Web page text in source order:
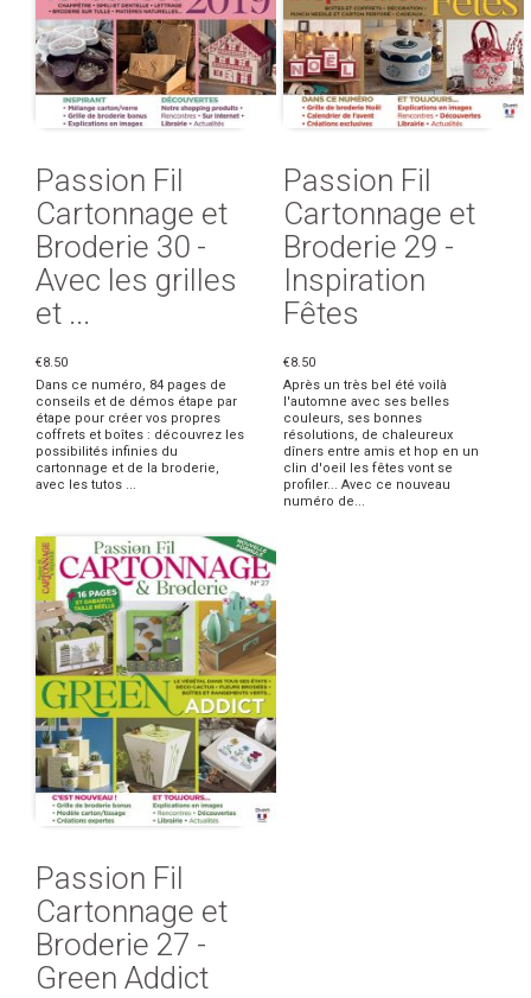
Passion Fil
Cartonnage et
Broderie 30 -
Avec les grilles
et ...
€8.50
Dans ce numéro, 84 pages de
conseils et de démos étape par
étape pour créer vos propres
coffrets et boîtes : découvrez les
possibilités infinies du
cartonnage et de la broderie,
avec les tutos ...
Passion Fil
Cartonnage et
Broderie 29 -
Inspiration
Fêtes
€8.50
Après un très bel été voilà
l'automne avec ses belles
couleurs, ses bonnes
résolutions, de chaleureux
dîners entre amis et hop en un
clin d'oeil les fêtes vont se
profiler... Avec ce nouveau
numéro de...
Passion Fil
Cartonnage et
Broderie 27 -
Green Addict